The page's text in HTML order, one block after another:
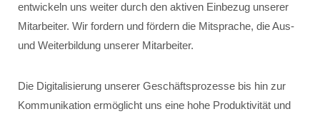
entwickeln uns weiter durch den aktiven Einbezug unserer
Mitarbeiter. Wir fordern und fördern die Mitsprache, die Aus-
und Weiterbildung unserer Mitarbeiter.
Die Digitalisierung unserer Geschäftsprozesse bis hin zur
Kommunikation ermöglicht uns eine hohe Produktivität und